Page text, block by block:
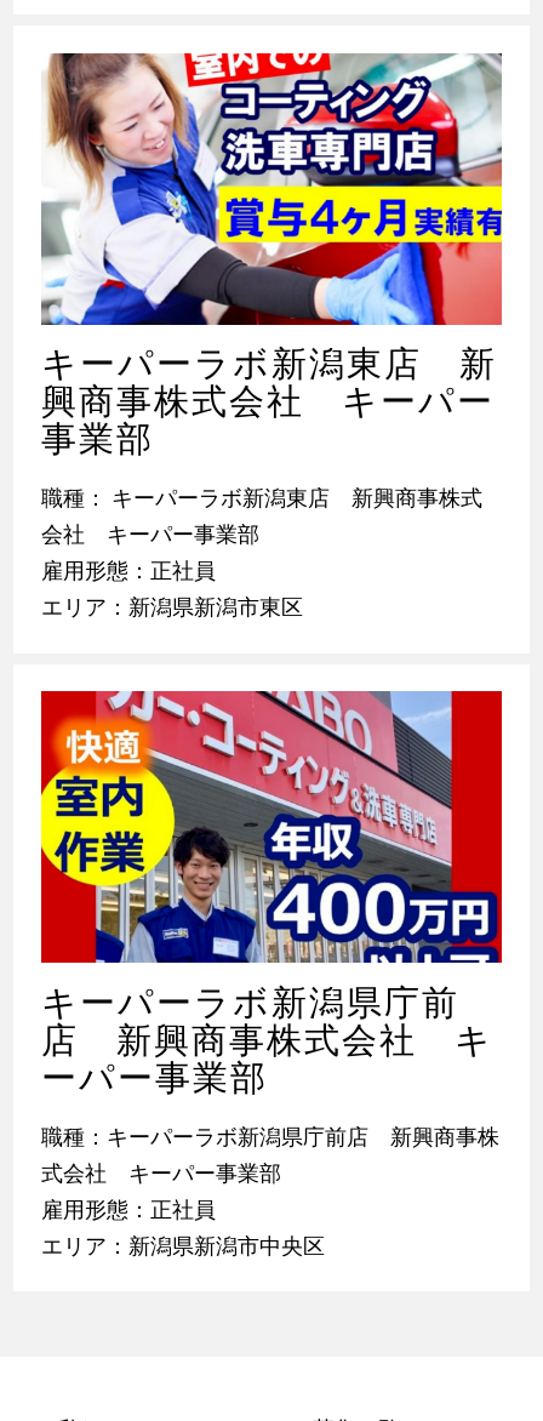
キーパーラボ新潟東店 新
興商事株式会社 キーパー
事業部
職種： キーパーラボ新潟東店 新興商事株式
会社 キーパー事業部
雇用形態：正社員
エリア：新潟県新潟市東区
キーパーラボ新潟県庁前
店 新興商事株式会社 キ
ーパー事業部
職種：キーパーラボ新潟県庁前店 新興商事株
式会社 キーパー事業部
雇用形態：正社員
エリア：新潟県新潟市中央区